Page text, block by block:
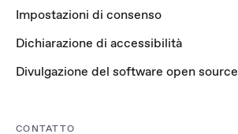
Impostazioni di consenso
Dichiarazione di accessibilità
Divulgazione del software open source
CONTATTO